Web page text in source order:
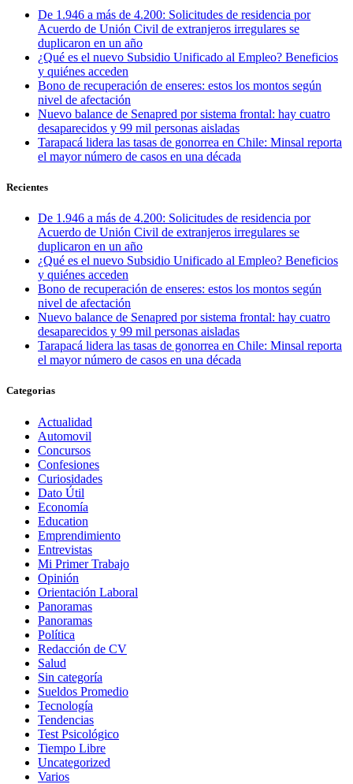
De 1.946 a más de 4.200: Solicitudes de residencia por
Acuerdo de Unión Civil de extranjeros irregulares se
duplicaron en un año
¿Qué es el nuevo Subsidio Unificado al Empleo? Beneficios
y quiénes acceden
Bono de recuperación de enseres: estos los montos según
nivel de afectación
Nuevo balance de Senapred por sistema frontal: hay cuatro
desaparecidos y 99 mil personas aisladas
Tarapacá lidera las tasas de gonorrea en Chile: Minsal reporta
el mayor número de casos en una década
Recientes
De 1.946 a más de 4.200: Solicitudes de residencia por
Acuerdo de Unión Civil de extranjeros irregulares se
duplicaron en un año
¿Qué es el nuevo Subsidio Unificado al Empleo? Beneficios
y quiénes acceden
Bono de recuperación de enseres: estos los montos según
nivel de afectación
Nuevo balance de Senapred por sistema frontal: hay cuatro
desaparecidos y 99 mil personas aisladas
Tarapacá lidera las tasas de gonorrea en Chile: Minsal reporta
el mayor número de casos en una década
Categorias
Actualidad
Automovil
Concursos
Confesiones
Curiosidades
Dato Útil
Economía
Education
Emprendimiento
Entrevistas
Mi Primer Trabajo
Opinión
Orientación Laboral
Panoramas
Panoramas
Política
Redacción de CV
Salud
Sin categoría
Sueldos Promedio
Tecnología
Tendencias
Test Psicológico
Tiempo Libre
Uncategorized
Varios